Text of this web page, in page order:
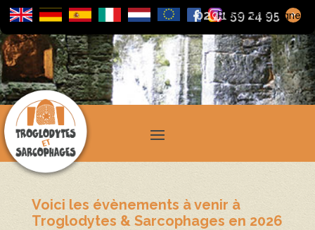
02 41 59 24 95 +
Réserver en ligne
Voici les évènements à venir à
Troglodytes & Sarcophages en 2026